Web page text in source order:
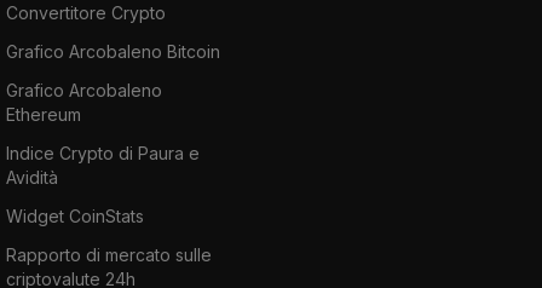
Convertitore Crypto
Grafico Arcobaleno Bitcoin
Grafico Arcobaleno
Ethereum
Indice Crypto di Paura e
Avidità
Widget CoinStats
Rapporto di mercato sulle
criptovalute 24h